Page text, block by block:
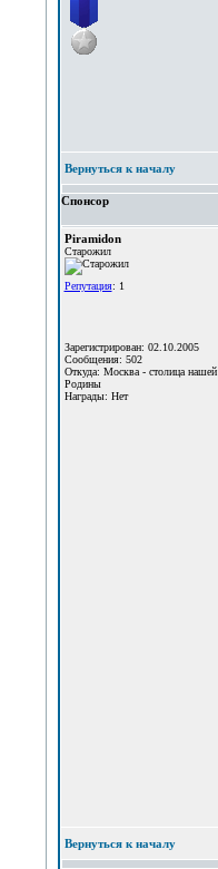
Вернуться к началу
Спонсор
Piramidon
Старожил
Репутация: 1
Зарегистрирован: 02.10.2005
Сообщения: 502
Откуда: Москва - столица нашей
Родины
Награды: Нет
Вернуться к началу